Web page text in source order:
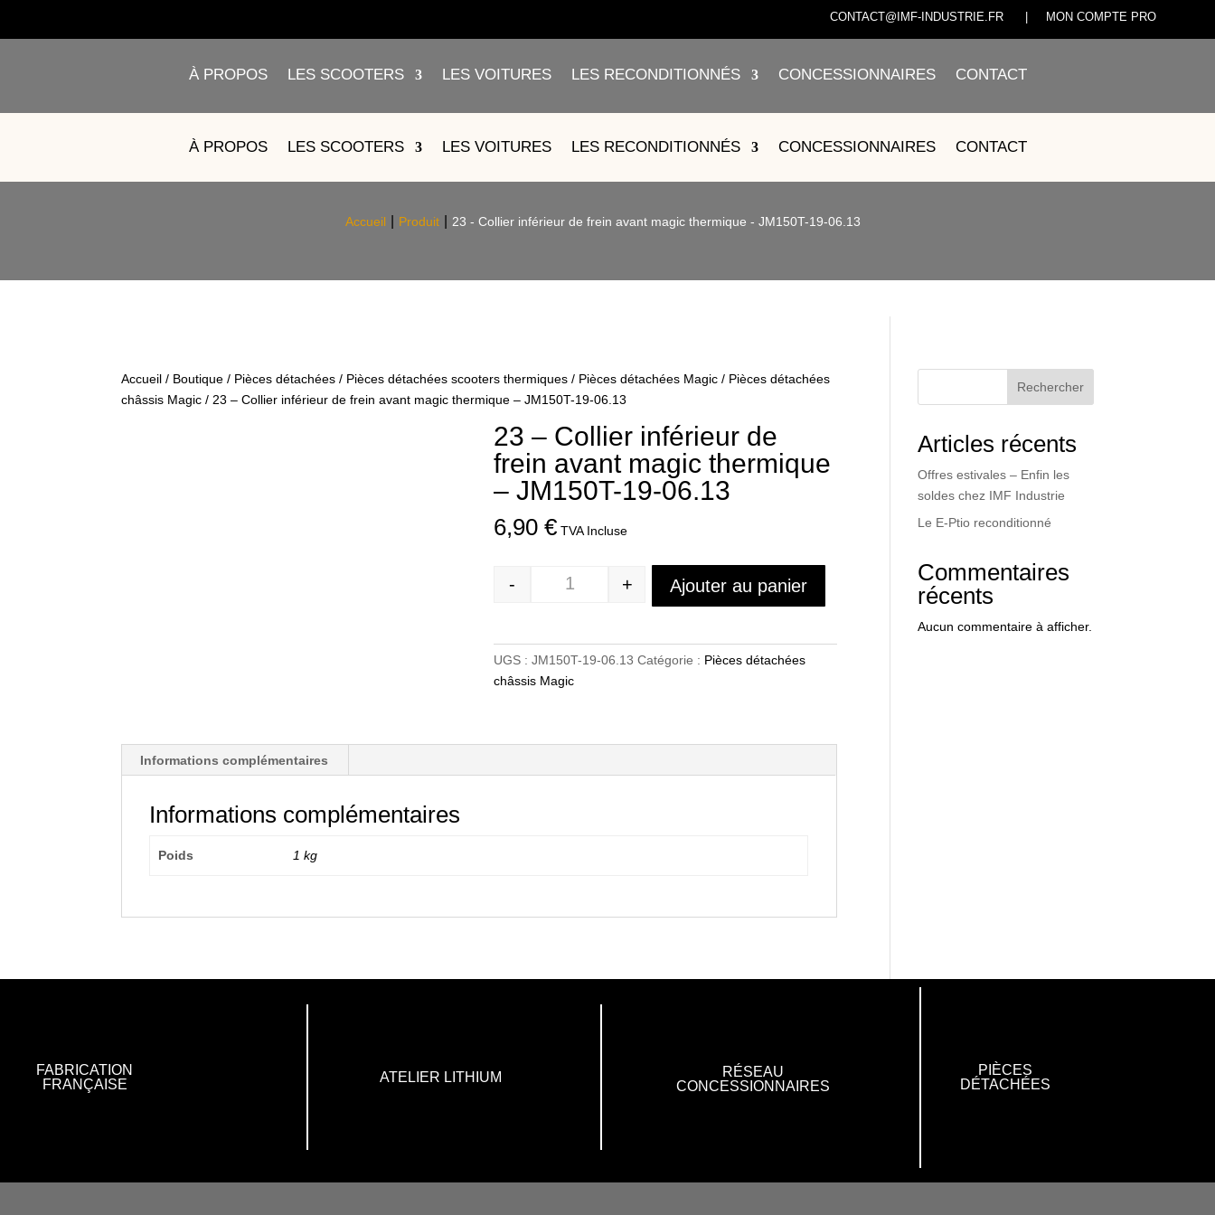
CONTACT@IMF-INDUSTRIE.FR MON COMPTE PRO
À PROPOS LES SCOOTERS LES VOITURES LES RECONDITIONNÉS CONCESSIONNAIRES CONTACT
À PROPOS LES SCOOTERS LES VOITURES LES RECONDITIONNÉS CONCESSIONNAIRES CONTACT
23 – COLLIER INFÉRIEUR DE FREIN AVANT MAGIC THERMIQUE – JM150T-19-
Accueil Produit 23 - Collier inférieur de frein avant magic thermique - JM150T-19-06.13
Accueil / Boutique / Pièces détachées / Pièces détachées scooters thermiques / Pièces détachées Magic / Pièces détachées
châssis Magic / 23 – Collier inférieur de frein avant magic thermique – JM150T-19-06.13
23 – Collier inférieur de
frein avant magic thermique
– JM150T-19-06.13
6,90€ TVA Incluse
Quantité
- + Ajouter au panier
UGS :JM150T-19-06.13 Catégorie : Pièces détachées
châssis Magic
Informations complémentaires
Informations complémentaires
Poids 1 kg
Rechercher
Articles récents
Offres estivales – Enfin les
soldes chez IMF Industrie
Le E-Ptio reconditionné
Commentaires
récents
Aucun commentaire à afficher.
FABRICATION
FRANÇAISE
ATELIER LITHIUM
RÉSEAU
CONCESSIONNAIRES
PIÈCES
DÉTACHÉES